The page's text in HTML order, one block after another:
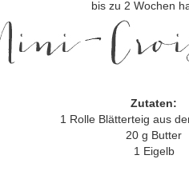
bis zu 2 Wochen
Zutaten:
1 Rolle Blätterteig aus
20 g Butter
1 Eigelb